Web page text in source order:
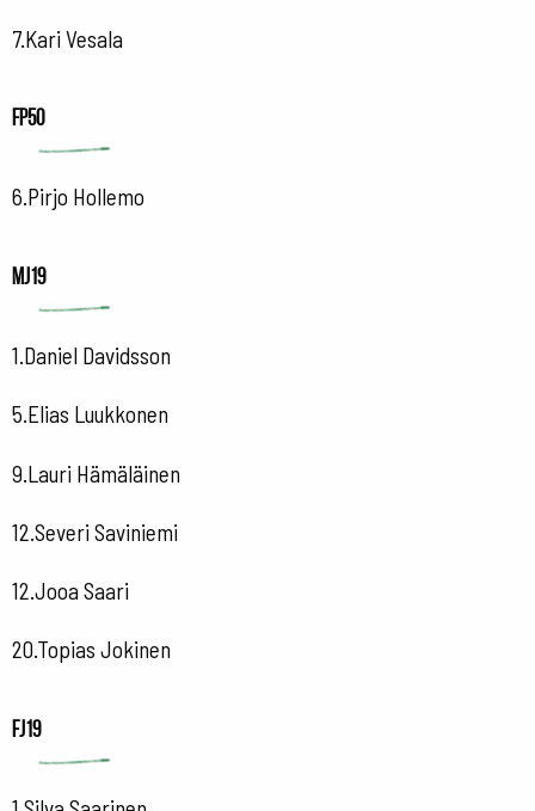
7.Kari Vesala
FP50
6.Pirjo Hollemo
MJ19
1.Daniel Davidsson
5.Elias Luukkonen
9.Lauri Hämäläinen
12.Severi Saviniemi
12.Jooa Saari
20.Topias Jokinen
FJ19